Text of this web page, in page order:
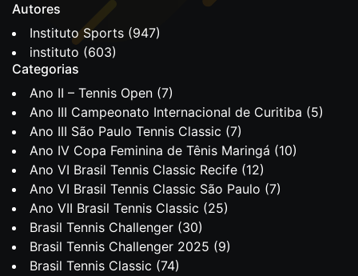
Autores
Instituto Sports (947)
instituto (603)
Categorias
Ano II – Tennis Open (7)
Ano III Campeonato Internacional de Curitiba (5)
Ano III São Paulo Tennis Classic (7)
Ano IV Copa Feminina de Tênis Maringá (10)
Ano VI Brasil Tennis Classic Recife (12)
Ano VI Brasil Tennis Classic São Paulo (7)
Ano VII Brasil Tennis Classic (25)
Brasil Tennis Challenger (30)
Brasil Tennis Challenger 2025 (9)
Brasil Tennis Classic (74)